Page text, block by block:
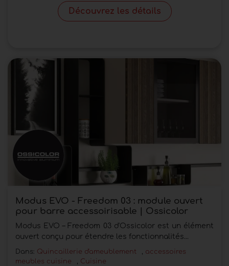
Découvrez les détails
Modus EVO - Freedom 03 : module ouvert
pour barre accessoirisable | Ossicolor
Modus EVO – Freedom 03 d'Ossicolor est un élément
ouvert conçu pour étendre les fonctionnalités...
Dans: Quincaillerie d'ameublement
accessoires
meubles cuisine
Cuisine